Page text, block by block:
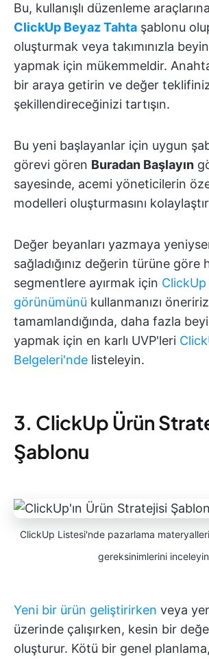
Bu, kullanışlı düzenleme
ClickUp Beyaz Tahta şablonu
oluşturmak veya takımınızla beyin
yapmak için mükemmeldir.
bir araya getirin ve değer
şekillendireceğinizi tartışın.
Bu yeni başlayanlar için uygun
görevi gören Buradan Başlayın
sayesinde, acemi yöneticilerin
modelleri oluşturmasını
Değer beyanları yazmaya
sağladığınız değerin türüne göre
segmentlere ayırmak için ClickUp
görünümünü kullanmanızı
tamamlandığında, daha fazla
yapmak için en karlı UVP'leri
Belgeleri'nde listeleyin.
3. ClickUp Ürün
Şablonu
ClickUp Listesi'nde pazarlama
gereksinimlerini inceleyin
Yeni bir ürün geliştirirken veya
üzerinde çalışırken, kesin bir
oluşturur. Kötü bir genel